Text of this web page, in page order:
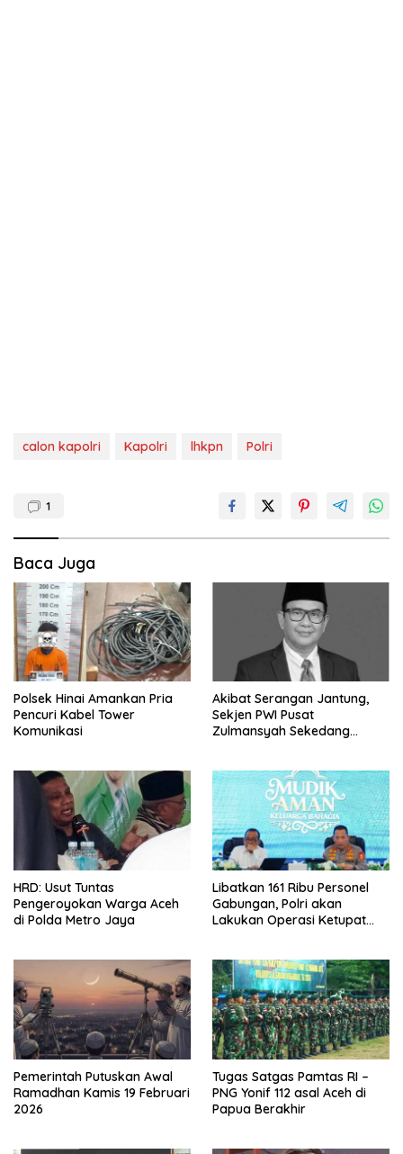
calon kapolri Kapolri lhkpn Polri
1
Baca Juga
Polsek Hinai Amankan Pria
Pencuri Kabel Tower
Komunikasi
Akibat Serangan Jantung,
Sekjen PWI Pusat
Zulmansyah Sekedang
HRD: Usut Tuntas
Pengeroyokan Warga Aceh
di Polda Metro Jaya
Libatkan 161 Ribu Personel
Gabungan, Polri akan
Lakukan Operasi Ketupat
Pemerintah Putuskan Awal
Ramadhan Kamis 19 Februari
2026
Tugas Satgas Pamtas RI –
PNG Yonif 112 asal Aceh di
Papua Berakhir